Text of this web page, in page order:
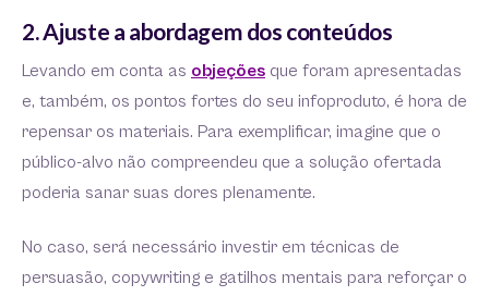
2. Ajuste a abordagem dos conteúdos
Levando em conta as objeções que foram apresentadas
e, também, os pontos fortes do seu infoproduto, é hora de
repensar os materiais. Para exemplificar, imagine que o
público-alvo não compreendeu que a solução ofertada
poderia sanar suas dores plenamente.
No caso, será necessário investir em técnicas de
persuasão, copywriting e gatilhos mentais para reforçar o